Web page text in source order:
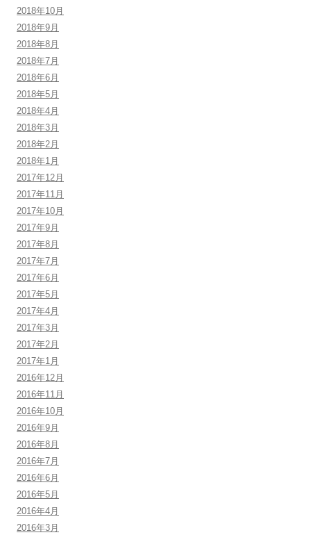
2018年10月
2018年9月
2018年8月
2018年7月
2018年6月
2018年5月
2018年4月
2018年3月
2018年2月
2018年1月
2017年12月
2017年11月
2017年10月
2017年9月
2017年8月
2017年7月
2017年6月
2017年5月
2017年4月
2017年3月
2017年2月
2017年1月
2016年12月
2016年11月
2016年10月
2016年9月
2016年8月
2016年7月
2016年6月
2016年5月
2016年4月
2016年3月